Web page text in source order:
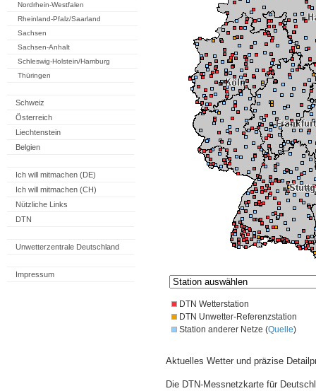
Nordrhein-Westfalen
Rheinland-Pfalz/Saarland
Sachsen
Sachsen-Anhalt
Schleswig-Holstein/Hamburg
Thüringen
Schweiz
Österreich
Liechtenstein
Belgien
Ich will mitmachen (DE)
Ich will mitmachen (CH)
Nützliche Links
DTN
Unwetterzentrale Deutschland
Impressum
DTN Wetterstation
DTN Unwetter-Referenzstation
Station anderer Netze (Quelle)
Aktuelles Wetter und präzise
Die DTN-Messnetzkarte für